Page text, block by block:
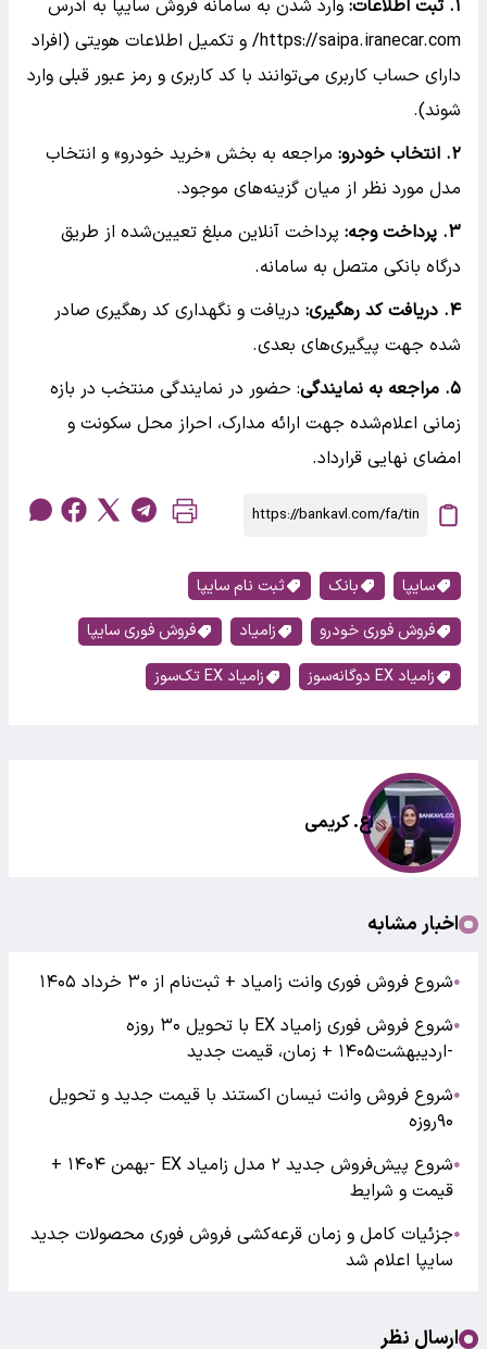
۱. ثبت اطلاعات:
وارد شدن به سامانه فروش سایپا به آدرس
https://saipa.iranecar.com/ و تکمیل اطلاعات هویتی (افراد
دارای حساب کاربری می‌توانند با کد کاربری و رمز عبور قبلی وارد
شوند).
۲. انتخاب خودرو:
مراجعه به بخش «خرید خودرو» و انتخاب
مدل مورد نظر از میان گزینه‌های موجود.
۳. پرداخت وجه:
پرداخت آنلاین مبلغ تعیین‌شده از طریق
درگاه بانکی متصل به سامانه.
۴. دریافت کد رهگیری:
دریافت و نگهداری کد رهگیری صادر
شده جهت پیگیری‌های بعدی.
۵. مراجعه به نمایندگی
: حضور در نمایندگی منتخب در بازه
زمانی اعلام‌شده جهت ارائه مدارک، احراز محل سکونت و
امضای نهایی قرارداد.
سایپا بانک
ثبت نام سایپا
فروش فوری خودرو
زامیاد
فروش فوری سایپا
زامیاد EX دوگانه‌سوز
زامیاد EX تک‌سوز
اع. کریمی
اخبار مشابه
●شروع فروش فوری وانت زامیاد + ثبت‌نام از ۳۰ خرداد ۱۴۰۵
●
شروع فروش فوری زامیاد EX با تحویل ۳۰ روزه
-اردیبهشت۱۴۰۵ + زمان، قیمت جدید
●شروع فروش وانت نیسان اکستند با قیمت جدید و تحویل
۹۰روزه
●
شروع پیش‌فروش جدید ۲ مدل زامیاد EX -بهمن ۱۴۰۴ +
قیمت و شرایط
●جزئیات کامل و زمان قرعه‌کشی فروش فوری محصولات جدید
سایپا اعلام شد
ارسال نظر